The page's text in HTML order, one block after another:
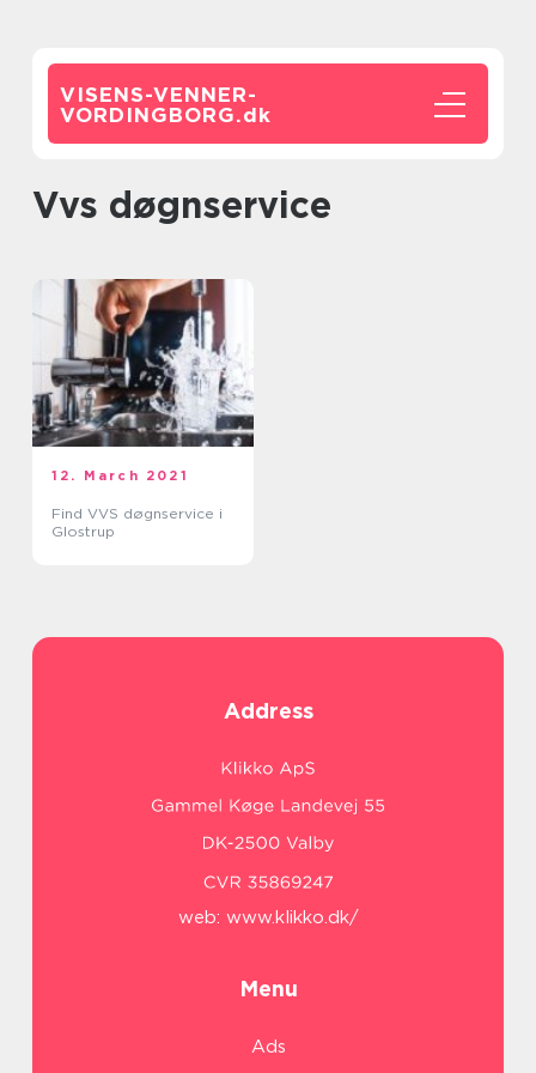
VISENS-VENNER-
VORDINGBORG.dk
vvs døgnservice
12. March 2021
Find VVS døgnservice i
Glostrup
Address
web: www.klikko.dk/
Menu
Ads